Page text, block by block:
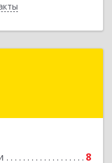
8
Зеленогорск г,